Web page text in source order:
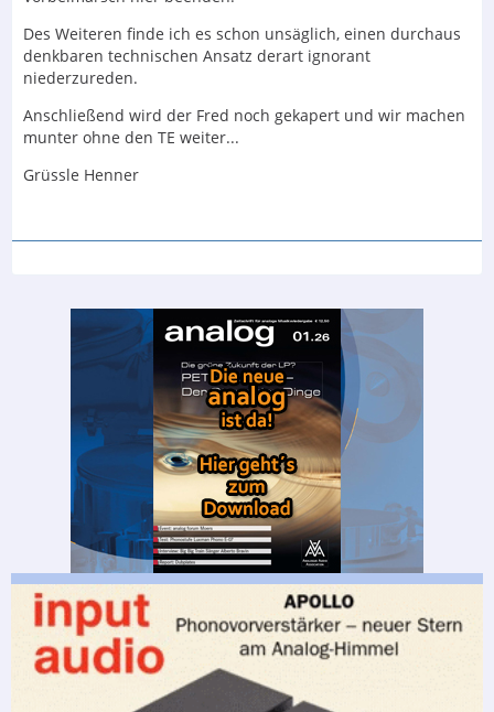
Des Weiteren finde ich es schon unsäglich, einen durchaus
denkbaren technischen Ansatz derart ignorant
niederzureden.
Anschließend wird der Fred noch gekapert und wir machen
munter ohne den TE weiter...
Grüssle Henner